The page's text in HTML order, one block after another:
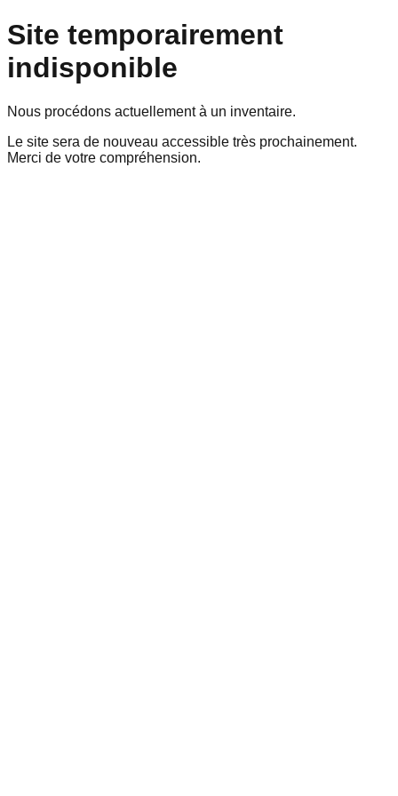
Site temporairement
indisponible
Nous procédons actuellement à un inventaire.
Le site sera de nouveau accessible très prochainement.
Merci de votre compréhension.